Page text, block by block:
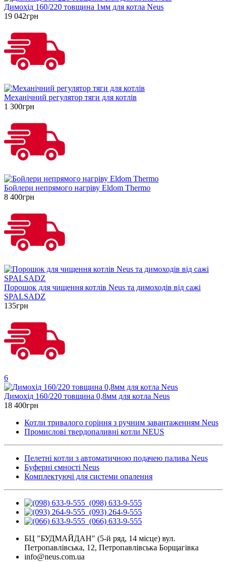
Димохід 160/220 товщина 1мм для котла Neus
19 042грн
Механічний регулятор тяги для котлів
1 300грн
Бойлери непрямого нагріву Eldom Thermo
8 400грн
Порошок для чищення котлів Neus та димоходів від сажі
SPALSADZ
135грн
6
Димохід 160/220 товщина 0,8мм для котла Neus
18 400грн
Котли тривалого горіння з ручним завантаженням Neus
Промислові твердопаливні котли NEUS
Пелетні котли з автоматичною подачею палива Neus
Буферні ємності Neus
Комплектуючі для системи опалення
(098) 633-9-555
(093) 264-9-555
(066) 633-9-555
БЦ "БУДМАЙДАН" (5-й ряд, 14 місце) вул.
Петропавлівська, 12, Петропавлівська Борщагівка
info@neus.com.ua